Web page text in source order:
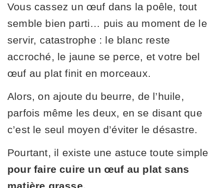
Vous cassez un œuf dans la poêle, tout
semble bien parti… puis au moment de le
servir, catastrophe : le blanc reste
accroché, le jaune se perce, et votre bel
œuf au plat finit en morceaux.
Alors, on ajoute du beurre, de l’huile,
parfois même les deux, en se disant que
c’est le seul moyen d’éviter le désastre.
Pourtant, il existe une astuce toute simple
pour faire cuire un œuf au plat sans
matière grasse.